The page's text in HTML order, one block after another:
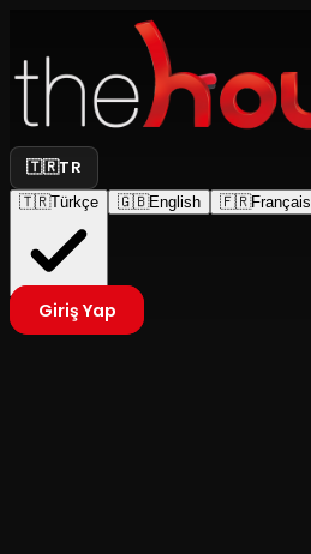
🇹🇷TR
🇹🇷Türkçe 🇬🇧English 🇫🇷Français
Giriş Yap